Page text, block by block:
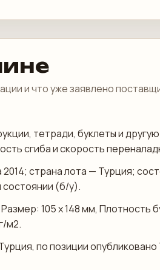
и что уже заявлено
тетради, буклеты и другую
сгиба и скорость
страна лота — Турция;
(б/у).
105 х 148 мм, Плотность
м2.
по позиции опубликовано